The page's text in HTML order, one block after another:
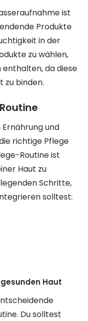
ist
Produkte
in der
zu wählen,
da diese
zu binden.
und
richtige Pflege
Routine ist
Haut zu
Schritte,
solltest:
Haut
Du solltest